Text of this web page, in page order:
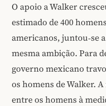
O apoio a Walker
estimado de 400
americanos, juntou‑se
mesma ambição. Para
governo mexicano
os homens de Walker.
entre os homens à